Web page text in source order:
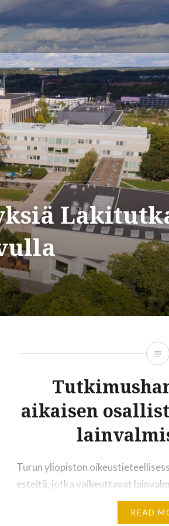
aikaisen
Turun yliopiston
esteitä, jotka vaikeuttavat
Tutkimusaineistona on Sitran
prosessidata. Lakihankkeiden
READ